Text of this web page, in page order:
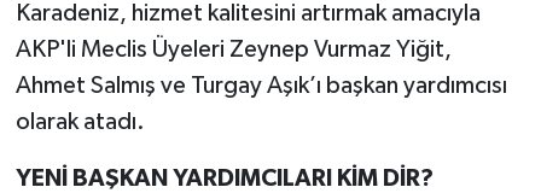
Karadeniz, hizmet kalitesini artırmak amacıyla
AKP'li Meclis Üyeleri Zeynep Vurmaz Yiğit,
Ahmet Salmış ve Turgay Aşık’ı başkan yardımcısı
olarak atadı.
YENİ BAŞKAN YARDIMCILARI KİM DİR?